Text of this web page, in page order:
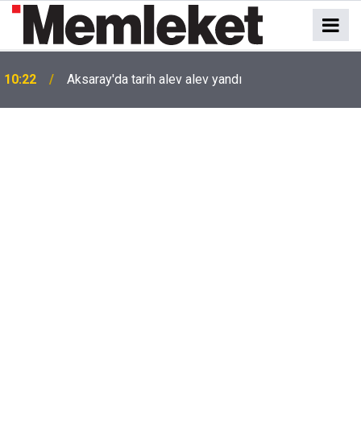
10:22 Aksaray'da tarih alev alev yandı